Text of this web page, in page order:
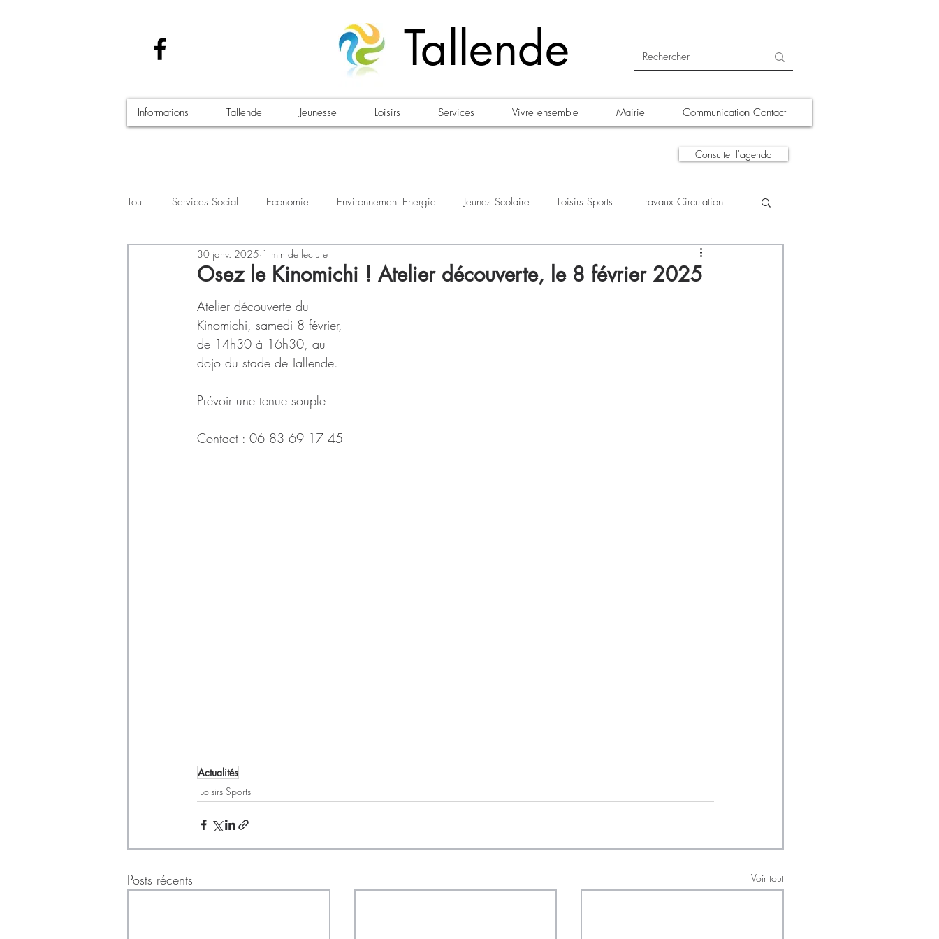
Tallende
Informations Tallende Jeunesse Loisirs Services Vivre ensemble Mairie Communication Contact
Consulter l'agenda
Tout Services Social Economie Environnement Energie Jeunes Scolaire Loisirs Sports Travaux Circulation
Santé - Covid-19 Culture Manifestations A la une
Osez le Kinomichi ! Atelier découverte, le 8 février 2025
30 janv. 2025 1 min de lecture
Atelier découverte du
Kinomichi, samedi 8 février,
de 14h30 à 16h30, au
dojo du stade de Tallende.
Prévoir une tenue souple
Contact : 06 83 69 17 45
Actualités
Loisirs Sports
Posts récents Voir tout